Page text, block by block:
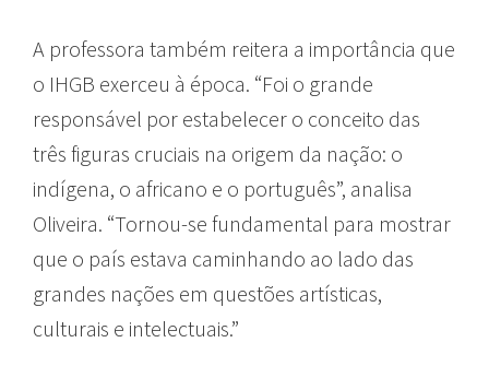
A professora também reitera a importância que
o IHGB exerceu à época. “Foi o grande
responsável por estabelecer o conceito das
três figuras cruciais na origem da nação: o
indígena, o africano e o português”, analisa
Oliveira. “Tornou-se fundamental para mostrar
que o país estava caminhando ao lado das
grandes nações em questões artísticas,
culturais e intelectuais.”